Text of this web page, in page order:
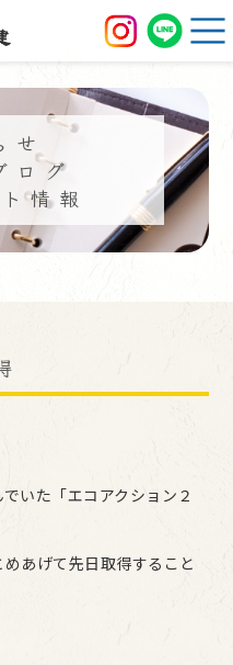
せ
ログ
情報
いた「エコアクション２
あげて先日取得すること